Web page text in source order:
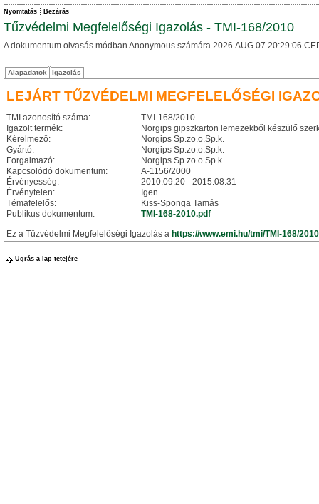
Nyomtatás Bezárás
Tűzvédelmi Megfelelőségi Igazolás - TMI-168/2010
A dokumentum olvasás módban Anonymous számára 2026.AUG.07 20:29:06
Alapadatok Igazolás
LEJÁRT TŰZVÉDELMI MEGFELELŐSÉGI
TMI azonosító száma:
TMI-168/2010
Igazolt termék:
Norgips gipszkarton lemezekből készülő
Kérelmező:
Norgips Sp.zo.o.Sp.k.
Gyártó:
Norgips Sp.zo.o.Sp.k.
Forgalmazó:
Norgips Sp.zo.o.Sp.k.
Kapcsolódó dokumentum:
A-1156/2000
Érvényesség:
2010.09.20 - 2015.08.31
Érvénytelen:
Igen
Témafelelős:
Kiss-Sponga Tamás
Publikus dokumentum:
TMI-168-2010.pdf
Ez a Tűzvédelmi Megfelelőségi Igazolás a https://www.emi.hu/tmi/TMI-168/2010
Ugrás a lap tetejére